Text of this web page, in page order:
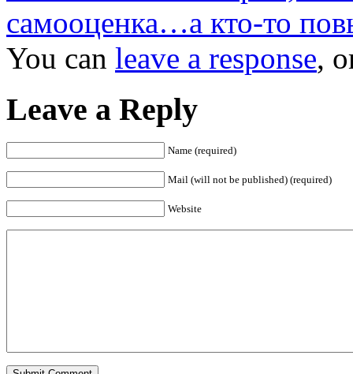
самооценка…а кто-то
You can leave a response,
Leave a Reply
Name (required)
Mail (will not be published) (required)
Website